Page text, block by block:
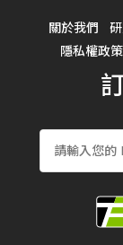
關於我們
隱私權政策